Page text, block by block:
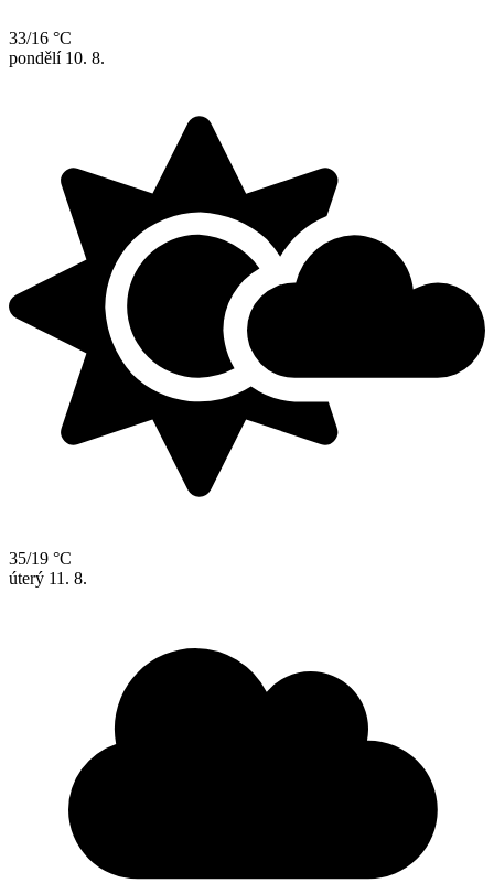
33/16 °C
pondělí 10. 8.
35/19 °C
úterý 11. 8.